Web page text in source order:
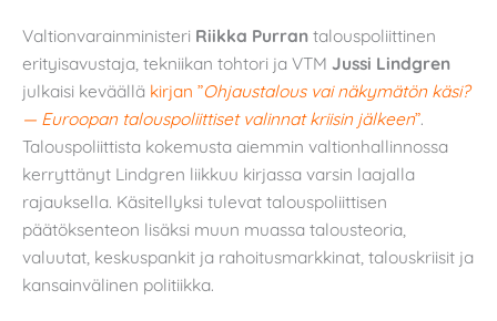
Valtionvarainministeri Riikka Purran talouspoliittinen
erityisavustaja, tekniikan tohtori ja VTM Jussi Lindgren
julkaisi keväällä kirjan ”Ohjaustalous vai näkymätön käsi?
— Euroopan talouspoliittiset valinnat kriisin jälkeen”.
Talouspoliittista kokemusta aiemmin valtionhallinnossa
kerryttänyt Lindgren liikkuu kirjassa varsin laajalla
rajauksella. Käsitellyksi tulevat talouspoliittisen
päätöksenteon lisäksi muun muassa talousteoria,
valuutat, keskuspankit ja rahoitusmarkkinat, talouskriisit ja
kansainvälinen politiikka.